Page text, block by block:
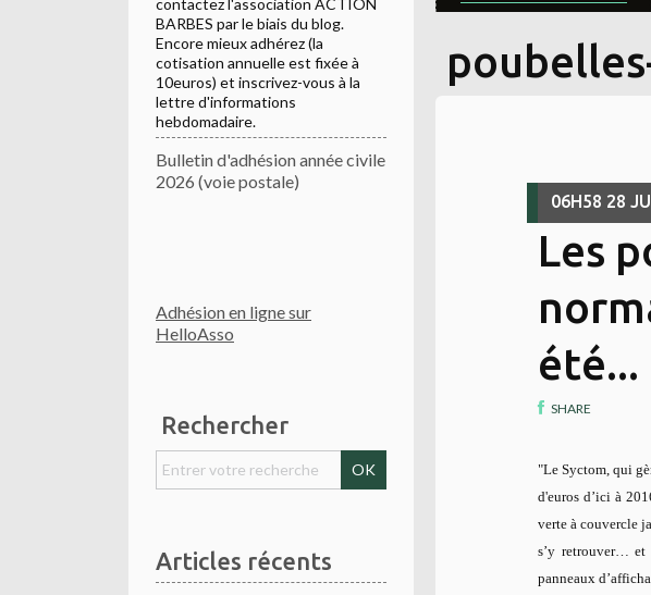
contactez l'association ACTION
BARBES par le biais du blog.
Encore mieux adhérez (la
cotisation annuelle est fixée à
10euros) et inscrivez-vous à la
lettre d'informations
hebdomadaire.
Bulletin d'adhésion année civile
2026 (voie postale)
Adhésion en ligne sur
HelloAsso
Rechercher
Articles récents
06H58 28
Les
été...
SHARE
"Le Syctom, qui
d'euros d’ici à
verte à couvercle
s’y retrouver… et
panneaux